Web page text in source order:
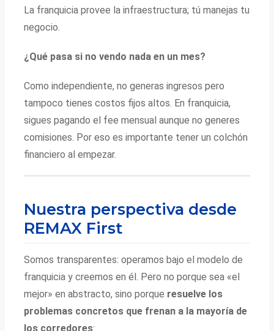
La franquicia provee la infraestructura; tú manejas tu
negocio.
¿Qué pasa si no vendo nada en un mes?
Como independiente, no generas ingresos pero
tampoco tienes costos fijos altos. En franquicia,
sigues pagando el fee mensual aunque no generes
comisiones. Por eso es importante tener un colchón
financiero al empezar.
Nuestra perspectiva desde
REMAX First
Somos transparentes: operamos bajo el modelo de
franquicia y creemos en él. Pero no porque sea «el
mejor» en abstracto, sino porque resuelve los
problemas concretos que frenan a la mayoría de
los corredores: